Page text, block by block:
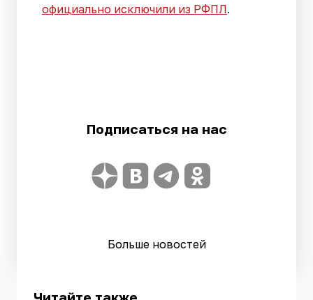
официально исключили из РФПЛ.
Подписаться на нас
Больше новостей